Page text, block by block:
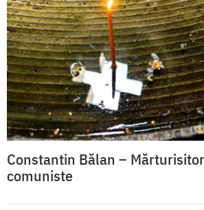
Constantin Bălan –
comuniste